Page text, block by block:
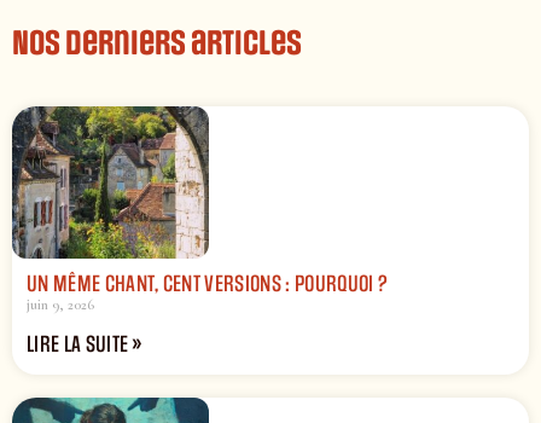
Nos derniers articles
UN MÊME CHANT, CENT VERSIONS : POURQUOI ?
juin 9, 2026
LIRE LA SUITE »